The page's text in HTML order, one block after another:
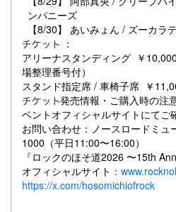
ンパニーズ
【8/30】 あいみょん / ズーカラ
：
アリーナスタンディング ￥
場整理番号付）
スタンド指定席 / 車椅子席 ￥
発売情報・ご購入時の注
ベントオフィシャルサイトにてご
お問い合わせ：ノースロードミュ
1000（平日11:00〜16:00）
『ロックのほそ道2026 〜15th
オフィシャルサイト ：
https://x.com/hosomichiofrock